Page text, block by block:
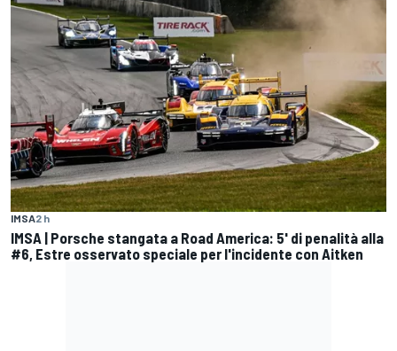
IMSA2 h
IMSA | Porsche stangata a Road America: 5' di penalità alla
#6, Estre osservato speciale per l'incidente con Aitken